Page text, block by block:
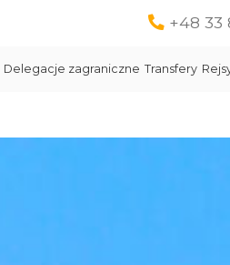
+48 33
Delegacje zagraniczne Transfery